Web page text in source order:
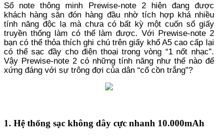
Sổ note thông minh Prewise-note 2 hiện đang được
khách hàng săn đón hàng đầu nhờ tích hợp khá nhiều
tính năng độc lạ mà chưa có bất kỳ một cuốn sổ giấy
truyền thống làm có thể làm được. Với Prewise-note 2
bạn có thể thỏa thích ghi chú trên giấy khổ A5 cao cấp lại
có thể sạc đầy cho điện thoại trong vòng “1 nốt nhạc”.
Vậy Prewise-note 2 có những tính năng như thế nào để
xứng đáng với sự trông đợi của dân “cổ cồn trắng”?
1. Hệ thống sạc không dây cực nhanh 10.000mAh